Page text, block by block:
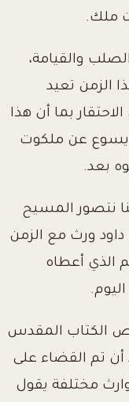
ملك.
«1، 6» بعد الصلب والقيامة،
الزمن تعيد
بما أن هذا
يسوع عن ملكوت
بعد.
نتصور المسيح
داود ورث مع الزمن
الذي أعطاه
الكتاب المقدس
أن تم القضاء على
مختلفة يقول